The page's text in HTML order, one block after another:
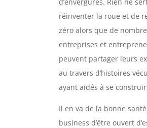
réinventer la roue et de
zéro alors que de
entreprises et
peuvent partager leurs
au travers d’histoires
ayant aidés à se
Il en va de la bonne
business d’être ouvert